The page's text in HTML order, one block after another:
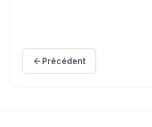
Précédent